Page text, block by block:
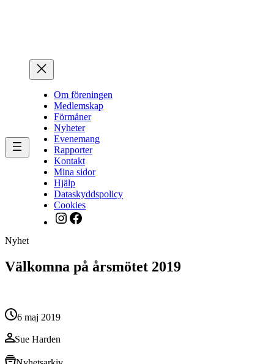
Om föreningen
Medlemskap
Förmåner
Nyheter
Evenemang
Rapporter
Kontakt
Mina sidor
Hjälp
Dataskyddspolicy
Cookies
Instagram
Facebook
Nyhet
Välkomna på årsmötet 2019
6 maj 2019
Sue Harden